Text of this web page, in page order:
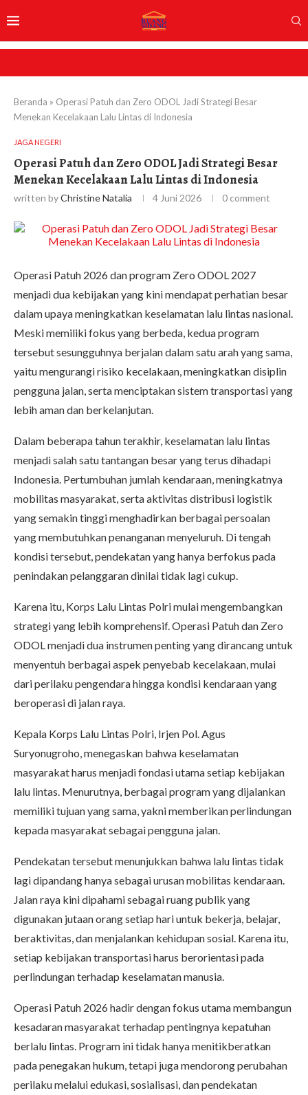
Beranda » Operasi Patuh dan Zero ODOL Jadi Strategi Besar
Menekan Kecelakaan Lalu Lintas di Indonesia
JAGA NEGERI
Operasi Patuh dan Zero ODOL Jadi Strategi Besar
Menekan Kecelakaan Lalu Lintas di Indonesia
written byChristine Natalia 4 Juni 2026 0 comment
Operasi Patuh 2026 dan program Zero ODOL 2027
menjadi dua kebijakan yang kini mendapat perhatian besar
dalam upaya meningkatkan keselamatan lalu lintas nasional.
Meski memiliki fokus yang berbeda, kedua program
tersebut sesungguhnya berjalan dalam satu arah yang sama,
yaitu mengurangi risiko kecelakaan, meningkatkan disiplin
pengguna jalan, serta menciptakan sistem transportasi yang
lebih aman dan berkelanjutan.
Dalam beberapa tahun terakhir, keselamatan lalu lintas
menjadi salah satu tantangan besar yang terus dihadapi
Indonesia. Pertumbuhan jumlah kendaraan, meningkatnya
mobilitas masyarakat, serta aktivitas distribusi logistik
yang semakin tinggi menghadirkan berbagai persoalan
yang membutuhkan penanganan menyeluruh. Di tengah
kondisi tersebut, pendekatan yang hanya berfokus pada
penindakan pelanggaran dinilai tidak lagi cukup.
Karena itu, Korps Lalu Lintas Polri mulai mengembangkan
strategi yang lebih komprehensif. Operasi Patuh dan Zero
ODOL menjadi dua instrumen penting yang dirancang untuk
menyentuh berbagai aspek penyebab kecelakaan, mulai
dari perilaku pengendara hingga kondisi kendaraan yang
beroperasi di jalan raya.
Kepala Korps Lalu Lintas Polri, Irjen Pol. Agus
Suryonugroho, menegaskan bahwa keselamatan
masyarakat harus menjadi fondasi utama setiap kebijakan
lalu lintas. Menurutnya, berbagai program yang dijalankan
memiliki tujuan yang sama, yakni memberikan perlindungan
kepada masyarakat sebagai pengguna jalan.
Pendekatan tersebut menunjukkan bahwa lalu lintas tidak
lagi dipandang hanya sebagai urusan mobilitas kendaraan.
Jalan raya kini dipahami sebagai ruang publik yang
digunakan jutaan orang setiap hari untuk bekerja, belajar,
beraktivitas, dan menjalankan kehidupan sosial. Karena itu,
setiap kebijakan transportasi harus berorientasi pada
perlindungan terhadap keselamatan manusia.
Operasi Patuh 2026 hadir dengan fokus utama membangun
kesadaran masyarakat terhadap pentingnya kepatuhan
berlalu lintas. Program ini tidak hanya menitikberatkan
pada penegakan hukum, tetapi juga mendorong perubahan
perilaku melalui edukasi, sosialisasi, dan pendekatan